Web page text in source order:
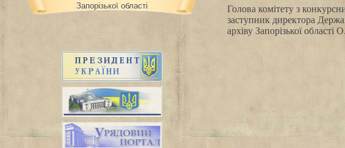
Запорізької області
Голова комітету з
заступник директора
архіву Запорізької області